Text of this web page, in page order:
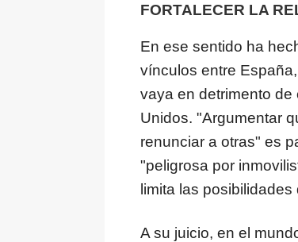
FORTALECER LA
En ese sentido ha
vínculos entre
vaya en detrimento
Unidos. "Argumentar
renunciar a otras" es
"peligrosa por
limita las
A su juicio, en el